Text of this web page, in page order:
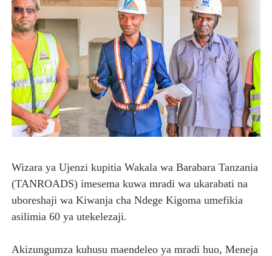
WMA YAPONGEZWA KWA KUANZISHA KLABU ZA
TBS Yaendelea kutoa elimu ya uthibitishaji ubora wa
TACAIDS YASISITIZA KINGA DHIDI YA UKIMWI KULINDA
LONDO: KUONGEZA THAMANI YA MAZAO NDIO NJIA
WRRB YAJA NA UBUNIFU KWENYE ZAO LA PARACHICHI
TPDC YARIDHISHWA NA MAENDELEO YA UJENZI WA
NHIF: BIMA YA AFYA NI MSINGI WA MAISHA YA KILA
Wizara ya Ujenzi kupitia Wakala wa Barabara Tanzania
(TANROADS) imesema kuwa mradi wa ukarabati na
uboreshaji wa Kiwanja cha Ndege Kigoma umefikia
asilimia 60 ya utekelezaji.
Akizungumza kuhusu maendeleo ya mradi huo, Meneja